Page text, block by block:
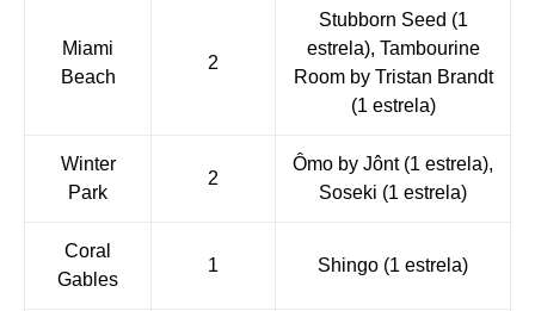
Miami
Beach
2
Stubborn Seed (1
estrela), Tambourine
Room by Tristan Brandt
(1 estrela)
Winter
Park
2
Ômo by Jônt (1 estrela),
Soseki (1 estrela)
Coral
Gables
1 Shingo (1 estrela)